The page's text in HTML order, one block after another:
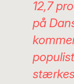
12,7
på